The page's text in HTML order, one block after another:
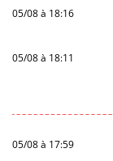
05/08 à 18:16
05/08 à 18:11
05/08 à 17:59